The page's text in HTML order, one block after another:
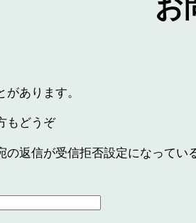
あります。
もどうぞ
返信が受信拒否設定になってい